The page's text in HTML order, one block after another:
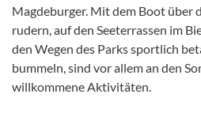
Magdeburger. Mit dem Boot über
rudern, auf den Seeterrassen im
den Wegen des Parks sportlich
bummeln, sind vor allem an den
willkommene Aktivitäten.